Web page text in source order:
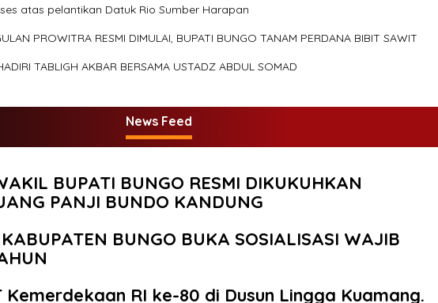
a
a
n
B
a
u
n
o
a
n
g
atas pelantikan Datuk Rio Sumber Harapan
PROWITRA RESMI DIMULAI, BUPATI BUNGO TANAM PERDANA BIBIT SAWIT
TABLIGH AKBAR BERSAMA USTADZ ABDUL SOMAD
News Feed
BUPATI BUNGO RESMI DIKUKUHKAN
PANJI BUNDO KANDUNG
BUNGO BUKA SOSIALISASI WAJIB
Kemerdekaan RI ke-80 di Dusun Lingga Kuamang.